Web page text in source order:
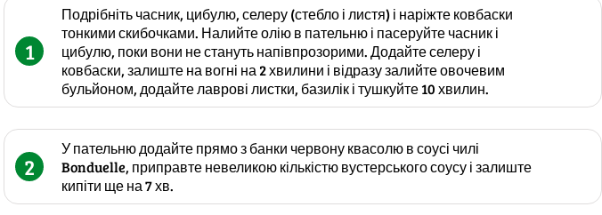
1
Подрібніть часник, цибулю, селеру (стебло і листя) і наріжте ковбаски
тонкими скибочками. Налийте олію в пательню і пасеруйте часник і
цибулю, поки вони не стануть напівпрозорими. Додайте селеру і
ковбаски, залиште на вогні на 2 хвилини і відразу залийте овочевим
бульйоном, додайте лаврові листки, базилік і тушкуйте 10 хвилин.
2
У пательню додайте прямо з банки червону квасолю в соусі чилі
Bonduelle, приправте невеликою кількістю вустерського соусу і залиште
кипіти ще на 7 хв.